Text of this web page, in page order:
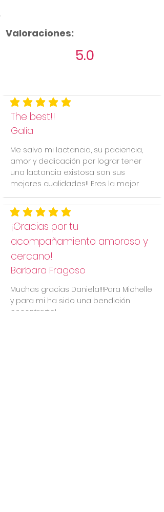
The best!!
Me salvo mi lactancia, su paciencia,
amor y dedicación por lograr tener
una lactancia existosa son sus
mejores cualidades!! Eres la mejor
la calificación promedio es 5 de 5
Galia
¡Gracias por tu
acompañamiento amoroso y
cercano!
Muchas gracias Daniela!!!Para Michelle
y para mi ha sido una bendición
encontrarte!
la calificación promedio es 5 de 5
Barbara Fragoso
5.0
Valoraciones: